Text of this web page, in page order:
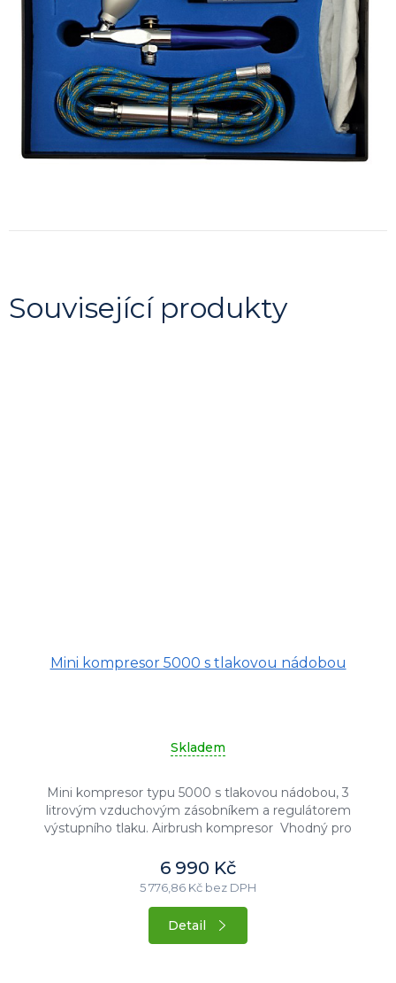
Související produkty
Mini kompresor 5000 s tlakovou nádobou
Skladem
Mini kompresor typu 5000 s tlakovou nádobou, 3
litrovým vzduchovým zásobníkem a regulátorem
výstupního tlaku. Airbrush kompresor Vhodný pro
6 990 Kč
5 776,86 Kč bez DPH
Detail